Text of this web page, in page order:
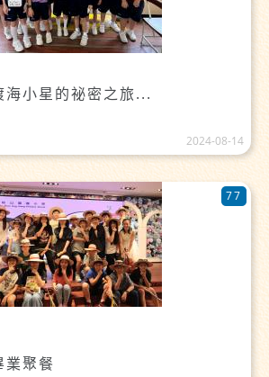
小星的祕密之旅...
2024-08-14
聚餐
77